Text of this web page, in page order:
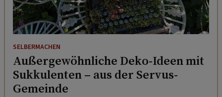
SELBERMACHEN
Außergewöhnliche Deko-Ideen mit
Sukkulenten – aus der Servus-
Gemeinde